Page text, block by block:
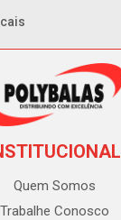
Quem Somos
Trabalhe Conosco